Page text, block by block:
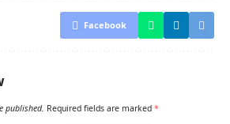
Facebook
published. Required fields are marked *